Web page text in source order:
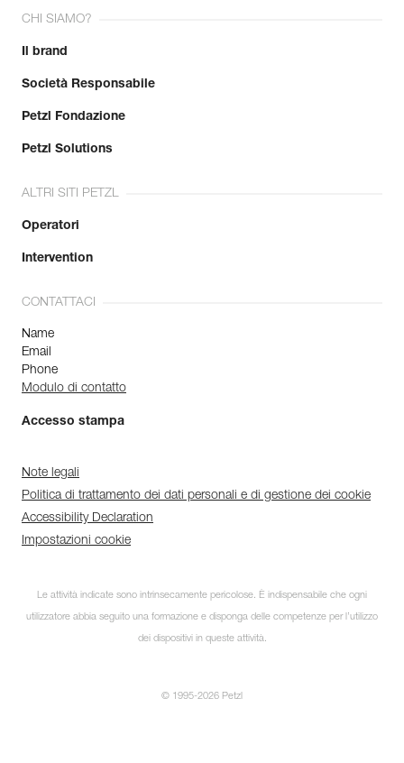
CHI SIAMO?
Il brand
Società Responsabile
Petzl Fondazione
Petzl Solutions
ALTRI SITI PETZL
Operatori
Intervention
CONTATTACI
Name
Email
Phone
Modulo di contatto
Accesso stampa
Note legali
Politica di trattamento dei dati personali e di gestione dei cookie
Accessibility Declaration
Impostazioni cookie
Le attività indicate sono intrinsecamente pericolose. È indispensabile che ogni
utilizzatore abbia seguito una formazione e disponga delle competenze per l’utilizzo
dei dispositivi in queste attività.
© 1995-2026 Petzl